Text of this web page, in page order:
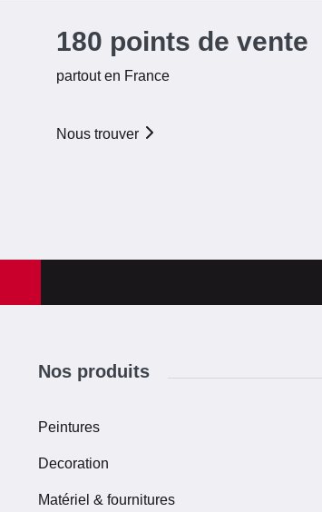
07:00 - 12:00
07:00 - 12:00
En savoir plus
180 points de vente
partout en France
Nous trouver
Nos produits
Peintures
Decoration
Matériel & fournitures